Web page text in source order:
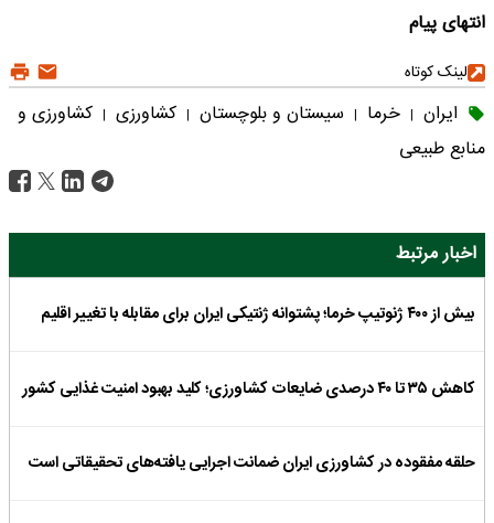
انتهای پیام
لینک کوتاه
ایران | خرما | سیستان و بلوچستان | کشاورزی | کشاورزی و
منابع طبیعی
اخبار مرتبط
بیش از ۴۰۰ ژنوتیپ خرما؛ پشتوانه ژنتیکی ایران برای مقابله با تغییر اقلیم
کاهش ۳۵ تا ۴۰ درصدی ضایعات کشاورزی؛ کلید بهبود امنیت غذایی کشور
حلقه مفقوده در کشاورزی ایران ضمانت اجرایی یافته‌های تحقیقاتی است